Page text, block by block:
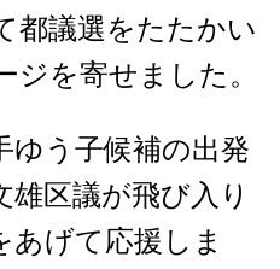
都議選をたたかい
ジを寄せました。
う子候補の出発
雄区議が飛び入り
あげて応援しま